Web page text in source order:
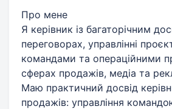
Про мене
Я керівник із багаторічним
переговорах, управлінні
командами та операційними
сферах продажів, медіа та
Маю практичний досвід
продажів: управління